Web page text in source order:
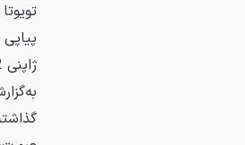
ژاپنی 7.2 درصد نسبت به سال قبل افت کرد و به 834,279 دستگاه رسید.